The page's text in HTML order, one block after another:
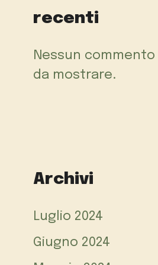
recenti
Nessun commento
da mostrare.
Archivi
Luglio 2024
Giugno 2024